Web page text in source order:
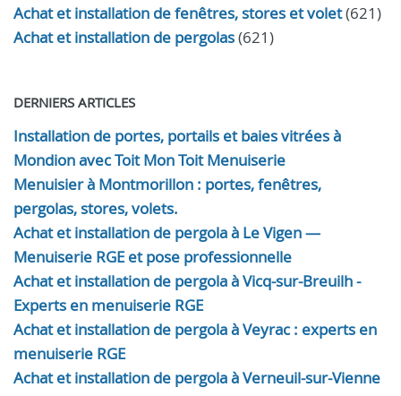
Achat et installation de fenêtres, stores et volet(621)
Achat et installation de pergolas(621)
DERNIERS ARTICLES
Installation de portes, portails et baies vitrées à
Mondion avec Toit Mon Toit Menuiserie
Menuisier à Montmorillon : portes, fenêtres,
pergolas, stores, volets.
Achat et installation de pergola à Le Vigen —
Menuiserie RGE et pose professionnelle
Achat et installation de pergola à Vicq-sur-Breuilh -
Experts en menuiserie RGE
Achat et installation de pergola à Veyrac : experts en
menuiserie RGE
Achat et installation de pergola à Verneuil-sur-Vienne